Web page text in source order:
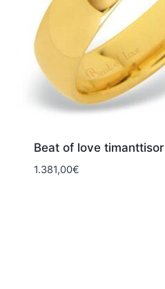
Beat of love
1.381,00€